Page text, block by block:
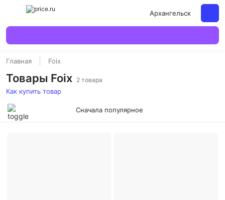
Архангельск
Главная Foix
Товары Foix 2 товара
Как купить товар
Сначала популярное